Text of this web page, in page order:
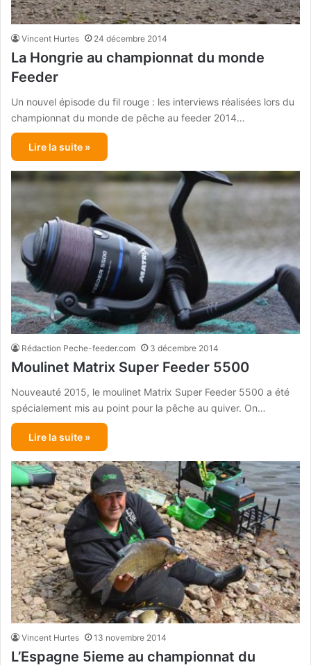
Vincent Hurtes 24 décembre 2014
La Hongrie au championnat du monde
Feeder
Un nouvel épisode du fil rouge : les interviews réalisées lors du
championnat du monde de pêche au feeder 2014…
Lire la suite »
Rédaction Peche-feeder.com 3 décembre 2014
Moulinet Matrix Super Feeder 5500
Nouveauté 2015, le moulinet Matrix Super Feeder 5500 a été
spécialement mis au point pour la pêche au quiver. On…
Lire la suite »
Vincent Hurtes 13 novembre 2014
L’Espagne 5ieme au championnat du